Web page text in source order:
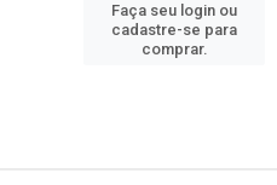
Faça seu login ou
cadastre-se para
comprar.